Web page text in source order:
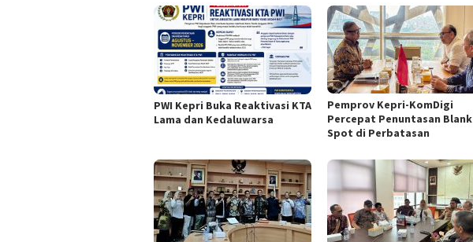
PWI Kepri Buka Reaktivasi KTA
Lama dan Kedaluwarsa
Pemprov Kepri-KomDigi
Percepat Penuntasan Blank
Spot di Perbatasan